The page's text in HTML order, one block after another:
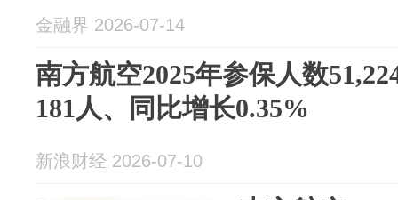
金融界 2026-07-14
南方航空2025年参保人数
181人、同比增长0.35%
新浪财经 2026-07-10